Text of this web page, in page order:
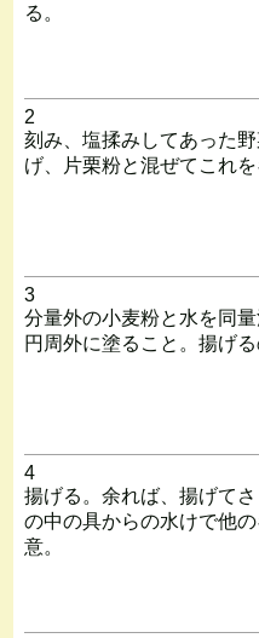
る。
2
刻み、塩揉みしてあった
げ、片栗粉と混ぜてこれを
3
分量外の小麦粉と水を同
円周外に塗ること。揚げ
4
揚げる。余れば、揚げて
の中の具からの水けで他
意。